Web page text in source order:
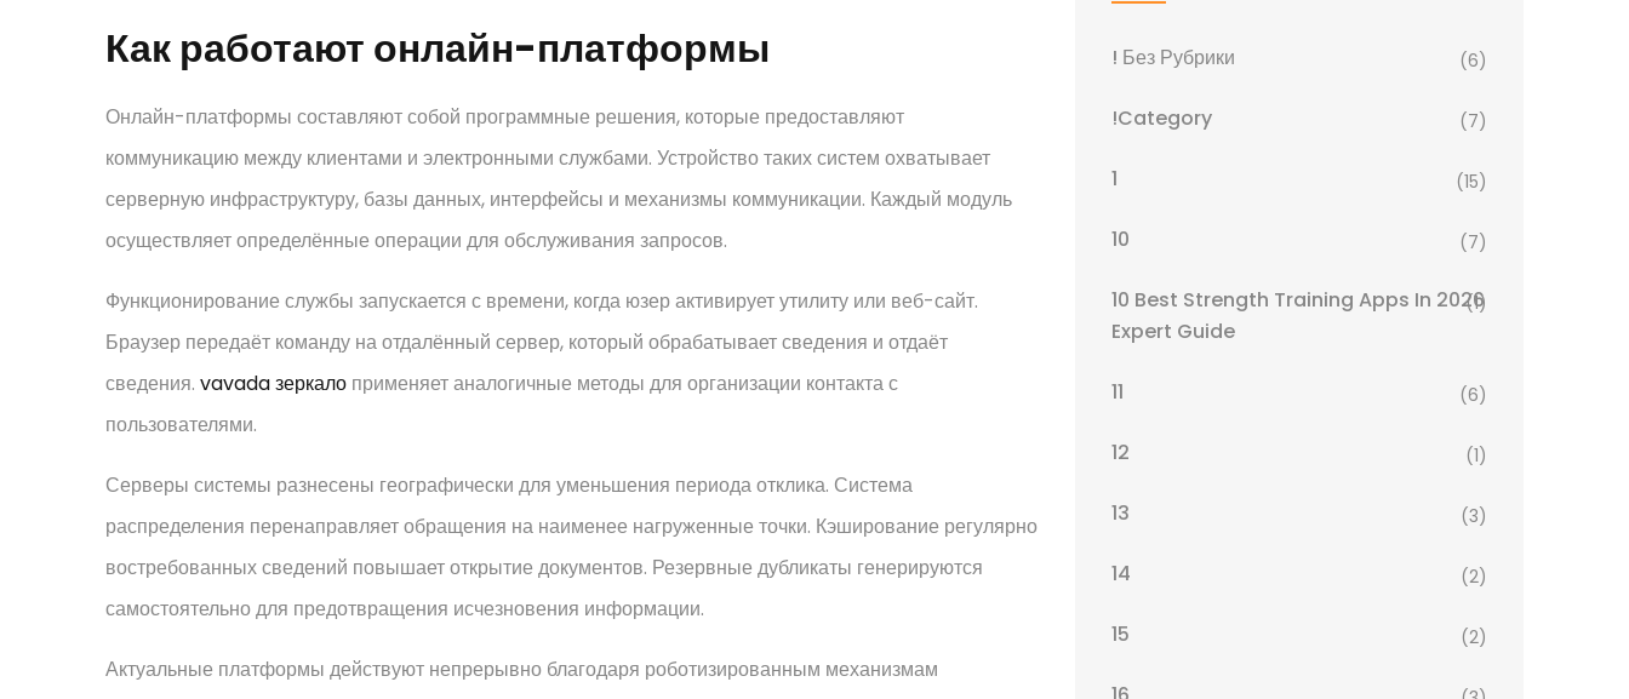
Как работают онлайн-платформы
Онлайн-платформы составляют собой программные решения, которые предоставляют
коммуникацию между клиентами и электронными службами. Устройство таких систем охватывает
серверную инфраструктуру, базы данных, интерфейсы и механизмы коммуникации. Каждый модуль
осуществляет определённые операции для обслуживания запросов.
Функционирование службы запускается с времени, когда юзер активирует утилиту или веб-сайт.
Браузер передаёт команду на отдалённый сервер, который обрабатывает сведения и отдаёт
сведения. vavada зеркало применяет аналогичные методы для организации контакта с
пользователями.
Серверы системы разнесены географически для уменьшения периода отклика. Система
распределения перенаправляет обращения на наименее нагруженные точки. Кэширование регулярно
востребованных сведений повышает открытие документов. Резервные дубликаты генерируются
самостоятельно для предотвращения исчезновения информации.
Актуальные платформы действуют непрерывно благодаря роботизированным механизмам
! Без Рубрики (6)
!Category (7)
1 (15)
10 (7)
10 Best Strength Training Apps In 2026
Expert Guide
(1)
11 (6)
12 (1)
13 (3)
14 (2)
15 (2)